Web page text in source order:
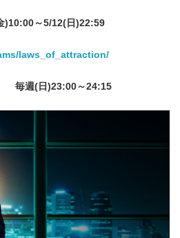
)10:00～5/12(日)22:59
laws_of_attraction/
毎週(日)23:00～24:15